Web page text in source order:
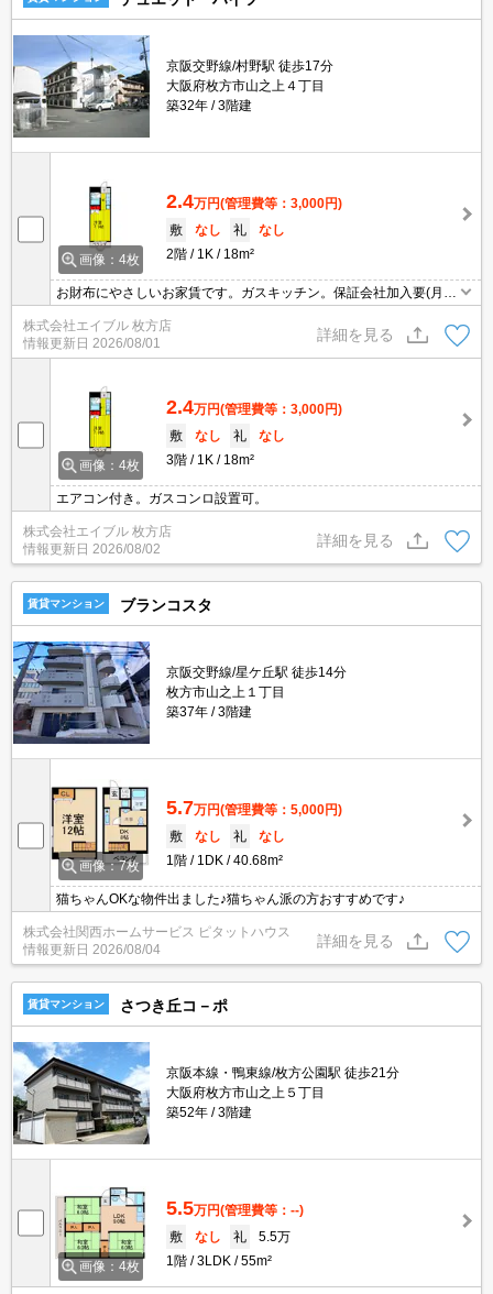
京阪交野線/村野駅 徒歩17分
大阪府枚方市山之上４丁目
築32年
3階建
画像：4枚
2.4万円(管理費等：3,000円)
敷
なし 礼
なし
2階
1K 18m²
お財布にやさしいお家賃です。ガスキッチン。保証会社加入要(月額
総支払額の50%)。
株式会社エイブル 枚方店
情報更新日 2026/08/01
詳細を見る
画像：4枚
2.4万円(管理費等：3,000円)
敷
なし 礼
なし
3階
1K 18m²
エアコン付き。ガスコンロ設置可。
株式会社エイブル 枚方店
情報更新日 2026/08/02
詳細を見る
賃貸マンション ブランコスタ
京阪交野線/星ケ丘駅 徒歩14分
枚方市山之上１丁目
築37年
3階建
画像：7枚
5.7万円(管理費等：5,000円)
敷
なし 礼
なし
1階
1DK 40.68m²
猫ちゃんOKな物件出ました♪猫ちゃん派の方おすすめです♪
株式会社関西ホームサービス ピタットハウス
情報更新日 2026/08/04
詳細を見る
賃貸マンション さつき丘コ－ポ
京阪本線・鴨東線/枚方公園駅 徒歩21分
大阪府枚方市山之上５丁目
築52年
3階建
画像：4枚
5.5万円(管理費等：--)
敷
なし 礼
5.5万
1階
3LDK 55m²